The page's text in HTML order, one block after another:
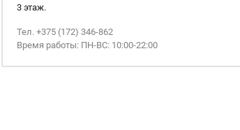
3 этаж.
Тел. +375 (172) 346-862
Время работы: ПН-ВС: 10:00-22:00